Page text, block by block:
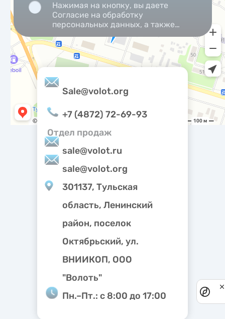
Нажимая на кнопку, вы даете
Согласие на обработку
персональных данных, а также
персональных данных
метрическими программами.
Sale@volot.org
+7 (4872) 72-69-93
Отдел продаж
sale@volot.ru
sale@volot.org
301137, Тульская
область, Ленинский
район, поселок
Октябрьский, ул.
ВНИИКОП, ООО
"Волоть"
Пн.–Пт.: с 8:00 до 17:00